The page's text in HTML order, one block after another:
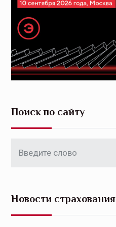
Поиск по сайту
Новости страхования